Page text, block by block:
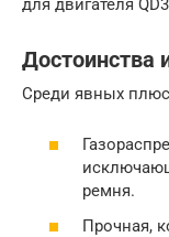
для двигателя
Достоинства
Среди явных
ремня.
Прочная,